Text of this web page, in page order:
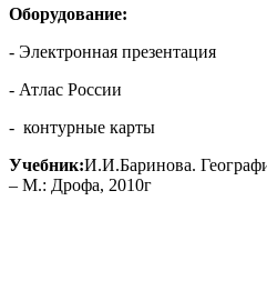
Оборудование:
- Электронная презентация
- Атлас России
- контурные карты
Учебник:И.И.Баринова.
– М.: Дрофа, 2010г